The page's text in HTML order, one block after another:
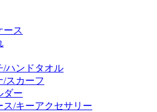
ース
/ハンドタオル
/スカーフ
ダー
ス/キーアクセサリー